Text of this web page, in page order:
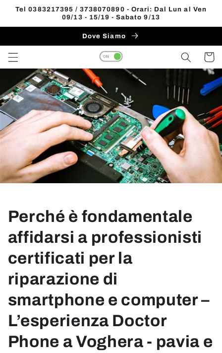
direttamente
Tel 0383217395 / 3738070890 - Orari: Dal Lun al Ven
09/13 - 15/19 - Sabato 9/13
Dove Siamo
Carrello
Perché è fondamentale
affidarsi a professionisti
certificati per la
riparazione di
smartphone e computer –
L’esperienza Doctor
Phone a Voghera - pavia e